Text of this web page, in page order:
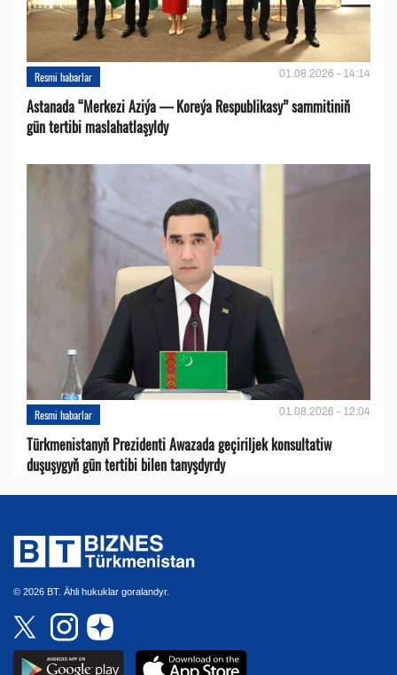
Resmi habarlar 01.08.2026 - 14:14
Astanada “Merkezi Aziýa — Koreýa Respublikasy” sammitiniň
gün tertibi maslahatlaşyldy
Resmi habarlar 01.08.2026 - 12:04
Türkmenistanyň Prezidenti Awazada geçiriljek konsultatiw
duşuşygyň gün tertibi bilen tanyşdyrdy
© 2026 BT. Ähli hukuklar goralandyr.